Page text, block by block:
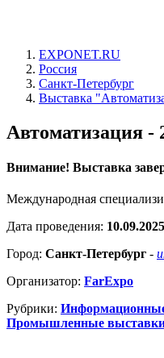
EXPONET.RU
Россия
Санкт-Петербург
Выставка
Автоматизация -
Внимание! Выставка
Международная
Дата проведения:
Город: Санкт-Петербург -
Организатор: FarExpo
Рубрики:
Промышленные